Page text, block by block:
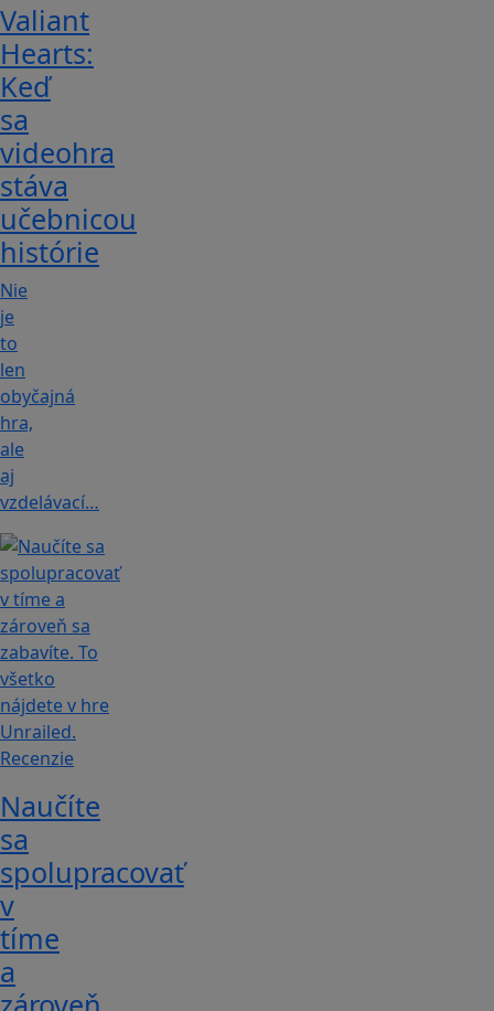
Valiant
Hearts:
Keď
sa
videohra
stáva
učebnicou
histórie
Nie
je
to
len
obyčajná
hra,
ale
aj
vzdelávací…
Recenzie
Naučíte
sa
spolupracovať
v
tíme
a